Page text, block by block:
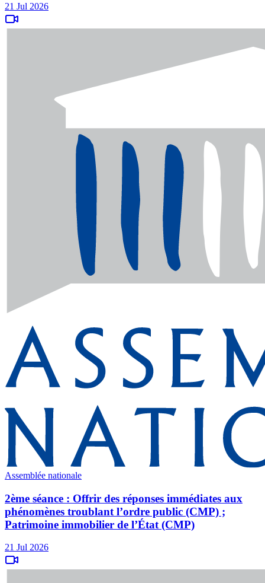
21 Jul 2026
Assemblée nationale
2ème séance : Offrir des réponses immédiates aux
phénomènes troublant l’ordre public (CMP) ;
Patrimoine immobilier de l’État (CMP)
21 Jul 2026